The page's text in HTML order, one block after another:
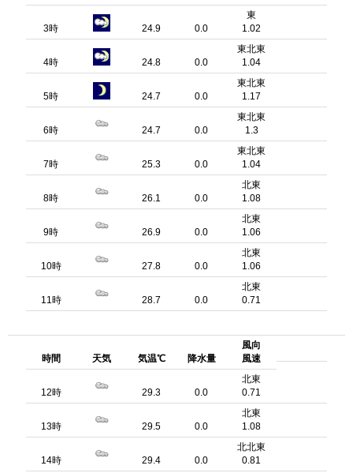
3時 24.9 0.0
東
1.02
4時 24.8 0.0
東北東
1.04
5時 24.7 0.0
東北東
1.17
6時 24.7 0.0
東北東
1.3
7時 25.3 0.0
東北東
1.04
8時 26.1 0.0
北東
1.08
9時 26.9 0.0
北東
1.06
10時 27.8 0.0
北東
1.06
11時 28.7 0.0
北東
0.71
時間 天気 気温℃ 降水量
風向
風速
12時 29.3 0.0
北東
0.71
13時 29.5 0.0
北東
1.08
14時 29.4 0.0
北北東
0.81